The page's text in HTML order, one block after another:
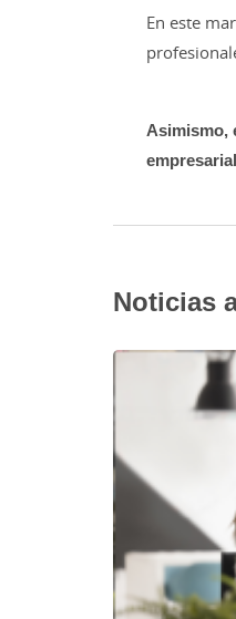
En este
Asimismo,
Noticias